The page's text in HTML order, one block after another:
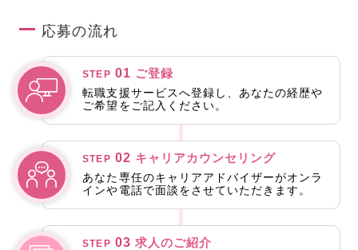
応募の流れ
STEP 01 ご登録
転職支援サービスへ登録し、あなたの経歴や
ご希望をご記入ください。
STEP 02 キャリアカウンセリング
あなた専任のキャリアアドバイザーがオンラ
インや電話で面談をさせていただきます。
STEP 03 求人のご紹介